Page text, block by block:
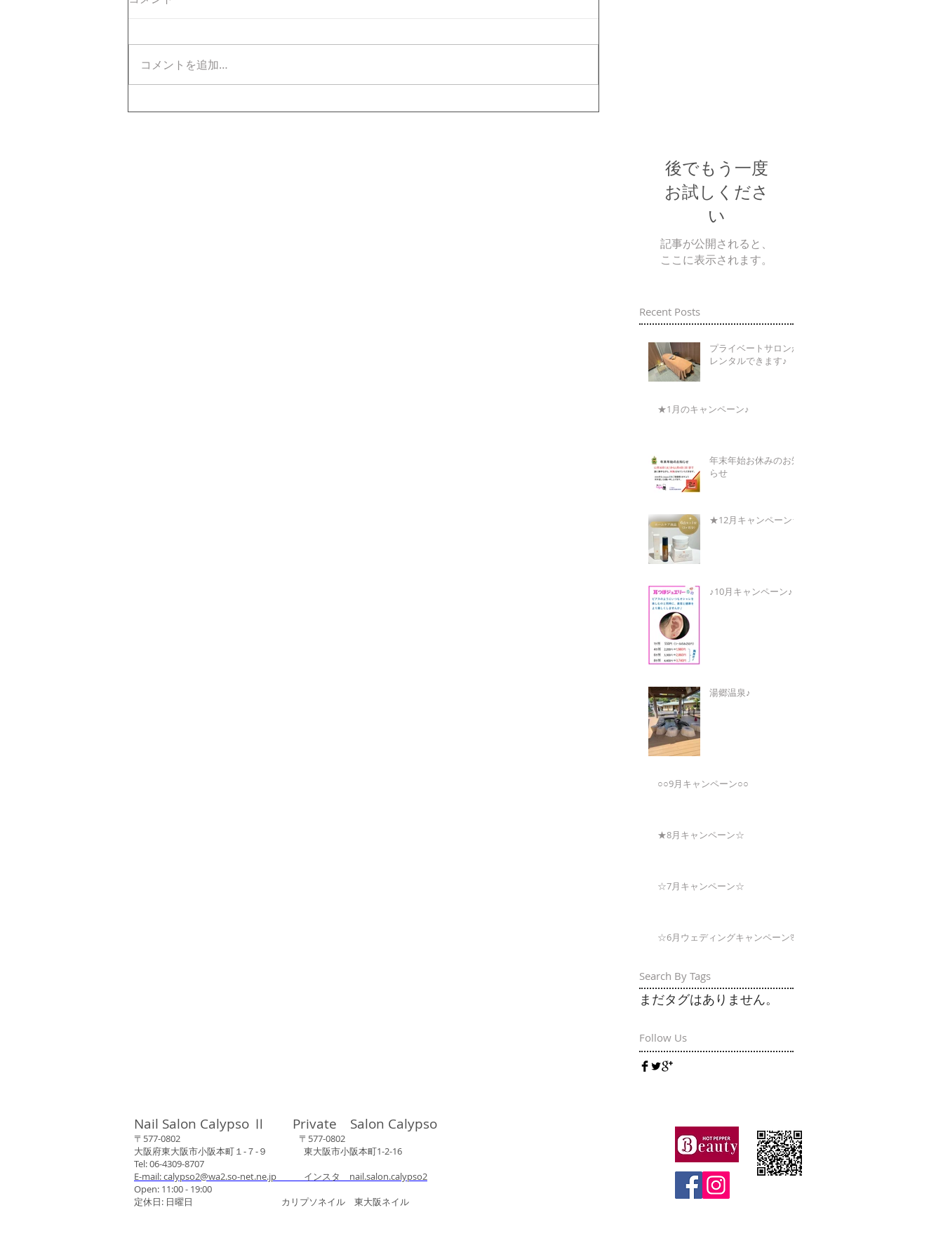
コメントを追加…
後でもう一度
お試しくださ
い
記事が公開されると、
ここに表示されます。
Recent Posts
Search By Tags
プライベートサロンが
レンタルできます♪
★1月のキャンペーン♪
年末年始お休みのお知
らせ
★12月キャンペーン★
♪10月キャンペーン♪
湯郷温泉♪
○○9月キャンペーン○○
★8月キャンペーン☆
☆7月キャンペーン☆
☆6月ウェディングキャンペーン🌸
まだタグはありません。
Follow Us
Nail Salon Calypso Ⅱ Private Salon Calypso
〒577-0802 〒577-0802
大阪府東大阪市小阪本町１‐７‐９ 東大阪市小阪本町1-2-16
Tel: 06-4309-8707
E-mail: calypso2@wa2.so-net.ne.jp インスタ nail.salon.calypso2
Open: 11:00 - 19:00
定休日: 日曜日 カリプソネイル 東大阪ネイル